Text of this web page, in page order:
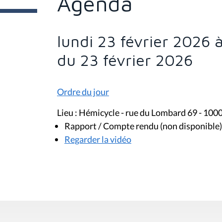
e
s
lundi 23 février 2026
du 23 février 2026
Ordre du jour
Lieu : Hémicycle - rue du Lombard 69 -
Rapport / Compte rendu (non disponible)
Regarder la vidéo